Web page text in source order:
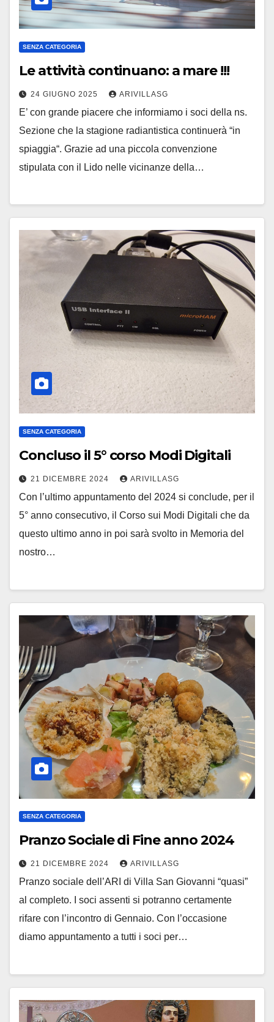
SENZA CATEGORIA
Le attività continuano: a mare !!!
24 GIUGNO 2025 ARIVILLASG
E’ con grande piacere che informiamo i soci della ns.
Sezione che la stagione radiantistica continuerà “in
spiaggia“. Grazie ad una piccola convenzione
stipulata con il Lido nelle vicinanze della…
SENZA CATEGORIA
Concluso il 5° corso Modi Digitali
21 DICEMBRE 2024 ARIVILLASG
Con l’ultimo appuntamento del 2024 si conclude, per il
5° anno consecutivo, il Corso sui Modi Digitali che da
questo ultimo anno in poi sarà svolto in Memoria del
nostro…
SENZA CATEGORIA
Pranzo Sociale di Fine anno 2024
21 DICEMBRE 2024 ARIVILLASG
Pranzo sociale dell’ARI di Villa San Giovanni “quasi”
al completo. I soci assenti si potranno certamente
rifare con l’incontro di Gennaio. Con l’occasione
diamo appuntamento a tutti i soci per…